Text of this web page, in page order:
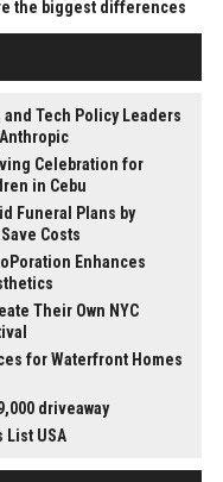
the biggest differences
Tech Policy Leaders
Celebration for
in Cebu
Funeral Plans by
Costs
Enhances
Their Own NYC
for Waterfront Homes
driveaway
List USA